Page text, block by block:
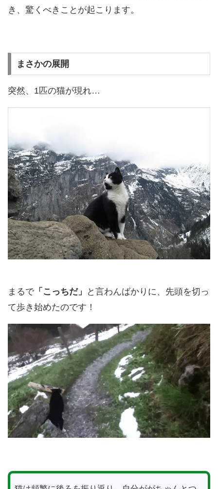
き、驚くべきことが起こります。
まさかの展開
突然、1匹の猫が現れ…
まるで「こっちだ」
と言わんばかりに、先頭を切っ
て歩き始めたのです！